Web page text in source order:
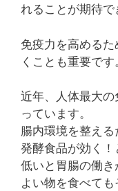
れることが期待で
免疫力を高める
くことも重要です
近年、人体最大の
っています。
腸内環境を整え
発酵食品が効く
低いと胃腸の働
よい物を食べて